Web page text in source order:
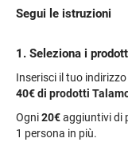
Segui le istruzioni
1. Seleziona i
Inserisci il tuo
40€di prodotti
Ogni20€aggiuntivi di
1 persona in più.